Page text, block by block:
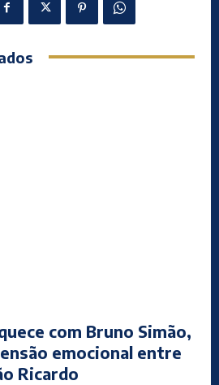
com Bruno Simão,
emocional entre
Ricardo